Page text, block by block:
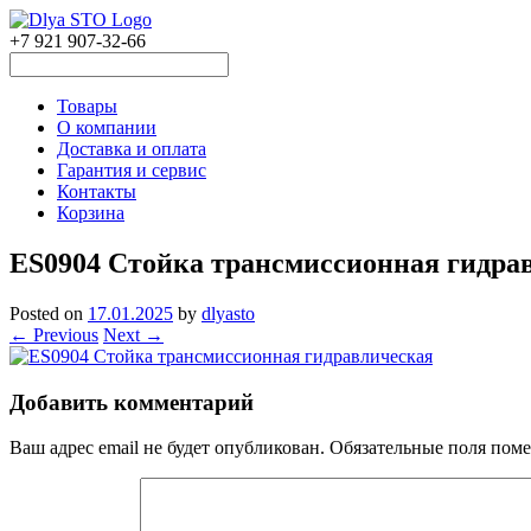
+7 921 907-32-66
Товары
О компании
Доставка и оплата
Гарантия и сервис
Контакты
Корзина
ES0904 Стойка трансмиссионная
Posted on 17.01.2025 by dlyasto
← Previous Next →
Добавить комментарий
Ваш адрес email не будет опубликован. Обязательные поля